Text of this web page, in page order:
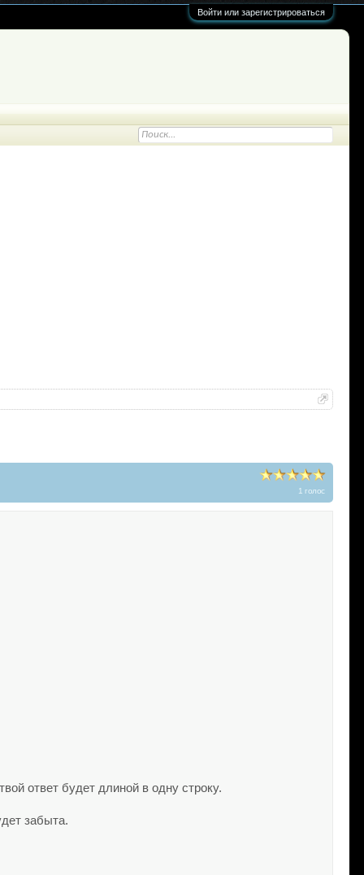
Войти или зарегистрироваться
1 голос
ответ будет длиной в одну строку.
забыта.